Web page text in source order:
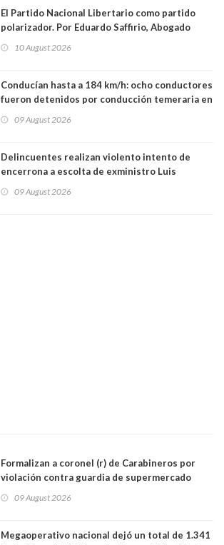
El Partido Nacional Libertario como partido
polarizador. Por Eduardo Saffirio, Abogado
10 August 2026
Conducían hasta a 184 km/h: ocho conductores
fueron detenidos por conducción temeraria en
09 August 2026
Delincuentes realizan violento intento de
encerrona a escolta de exministro Luis
Lo Espejo
09 August 2026
Formalizan a coronel (r) de Carabineros por
violación contra guardia de supermercado
09 August 2026
Megaoperativo nacional dejó un total de 1.341